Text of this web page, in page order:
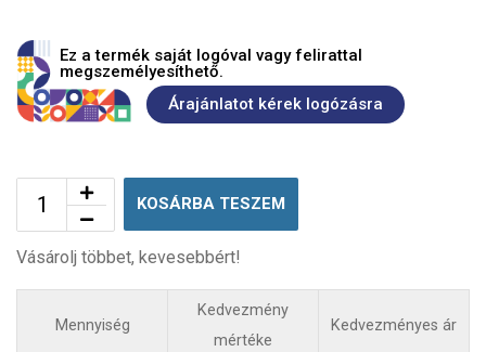
Ez a termék saját logóval vagy felirattal
megszemélyesíthető.
Árajánlatot kérek logózásra
KOSÁRBA TESZEM
Vásárolj többet, kevesebbért!
Mennyiség
Kedvezmény
mértéke
Kedvezményes ár